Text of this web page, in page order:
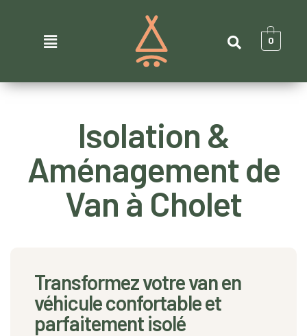
0
Isolation &
Aménagement de
Van à Cholet
Transformez votre van en
véhicule confortable et
parfaitement isolé